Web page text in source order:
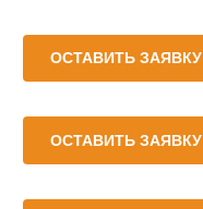
ОСТАВИТЬ ЗАЯВКУ
ОСТАВИТЬ ЗАЯВКУ